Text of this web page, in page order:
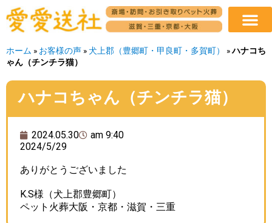
ホーム » お客様の声 »犬上郡（豊郷町・甲良町・多賀町） »ハナコち
ゃん（チンチラ猫）
ハナコちゃん（チンチラ猫）
2024.05.30
am 9:40
2024/5/29
ありがとうございました
K.S様（犬上郡豊郷町）
ペット火葬大阪・京都・滋賀・三重